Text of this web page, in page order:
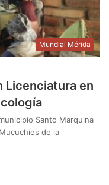
Mundial Mérida
Licenciatura en
Santo Marquina
de la